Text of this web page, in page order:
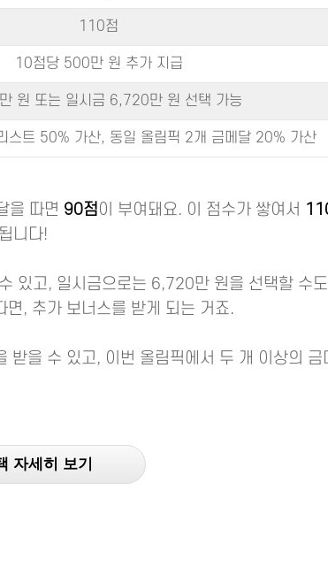
110점
10점당 500만 원 추가 지급
원 또는 일시금 6,720만 원 선택 가능
스트 50% 가산, 동일 올림픽 2개 금메달 20% 가산
을 따면 90점이 부여돼요. 이 점수가 쌓여서
니다!
있고, 일시금으로는 6,720만 원을 선택할 수
, 추가 보너스를 받게 되는 거죠.
받을 수 있고, 이번 올림픽에서 두 개 이상의 금
자세히 보기